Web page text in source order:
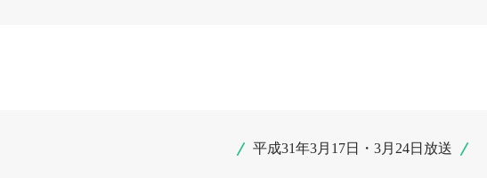
平成31年3月17日・3月24日放送